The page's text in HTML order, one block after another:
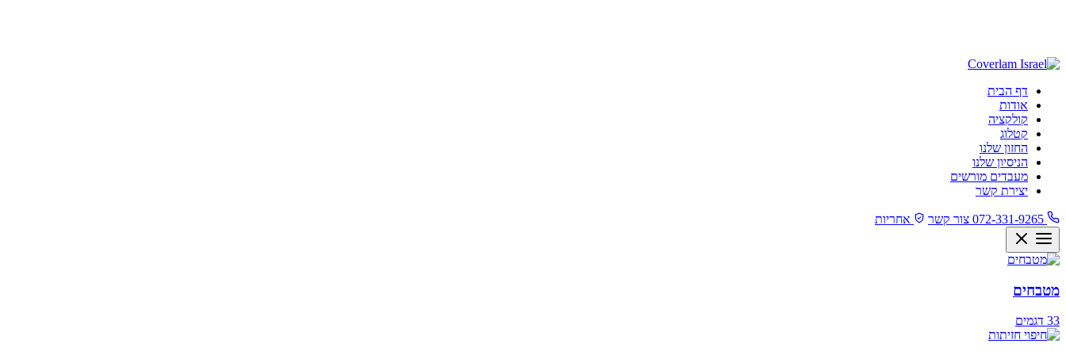
דף הבית
אודות
קולקציה
קטלוג
החזון שלנו
הניסיון שלנו
מעבדים מורשים
יצירת קשר
072-331-9265 צור קשר אחריות
מטבחים
33 דגמים